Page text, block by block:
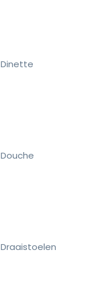
Dinette
Douche
Draaistoelen